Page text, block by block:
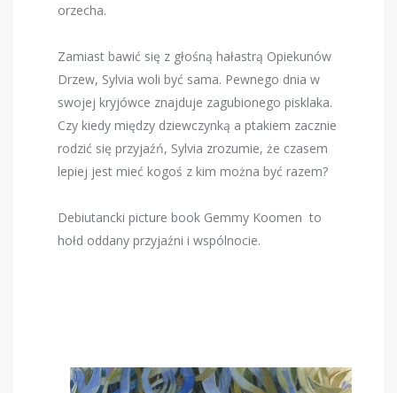
orzecha.
Zamiast bawić się z głośną hałastrą Opiekunów
Drzew, Sylvia woli być sama. Pewnego dnia w
swojej kryjówce znajduje zagubionego pisklaka.
Czy kiedy między dziewczynką a ptakiem zacznie
rodzić się przyjaźń, Sylvia zrozumie, że czasem
lepiej jest mieć kogoś z kim można być razem?
Debiutancki picture book Gemmy Koomen to
hołd oddany przyjaźni i wspólnocie.